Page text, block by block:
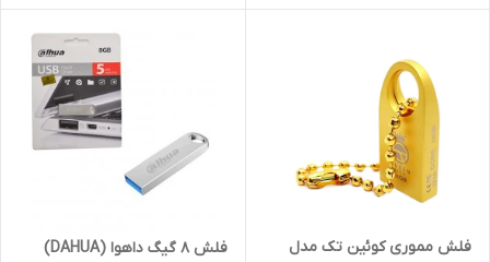
فلش مموری کوئین تک مدل
فلش 8 گیگ داهوا (DAHUA)